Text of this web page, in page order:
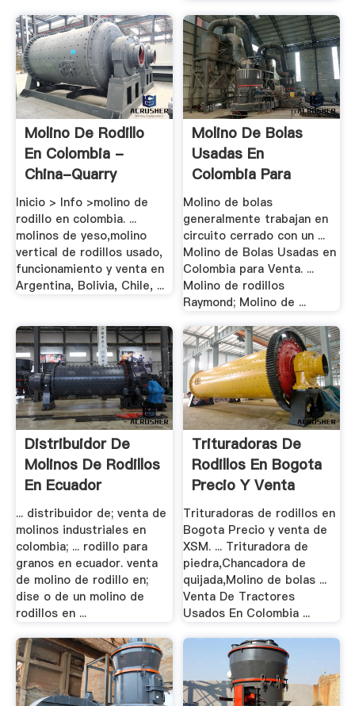
Molino De Rodillo
En Colombia -
China-Quarry
Inicio > Info >molino de
rodillo en colombia. ...
molinos de yeso,molino
vertical de rodillos usado,
funcionamiento y venta en
Argentina, Bolivia, Chile, ...
Molino De Bolas
Usadas En
Colombia Para
Venta - .
Molino de bolas
generalmente trabajan en
circuito cerrado con un ...
Molino de Bolas Usadas en
Colombia para Venta. ...
Molino de rodillos
Raymond; Molino de ...
Distribuidor De
Molinos De Rodillos
En Ecuador
... distribuidor de; venta de
molinos industriales en
colombia; ... rodillo para
granos en ecuador. venta
de molino de rodillo en;
dise o de un molino de
rodillos en ...
Trituradoras De
Rodillos En Bogota
Precio Y Venta
Trituradoras de rodillos en
Bogota Precio y venta de
XSM. ... Trituradora de
piedra,Chancadora de
quijada,Molino de bolas ...
Venta De Tractores
Usados En Colombia ...